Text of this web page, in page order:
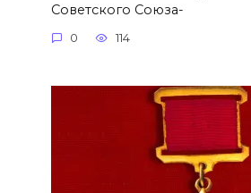
Советского Союза-
0 114